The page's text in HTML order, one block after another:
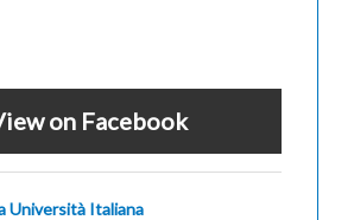
on Facebook
Università Italiana